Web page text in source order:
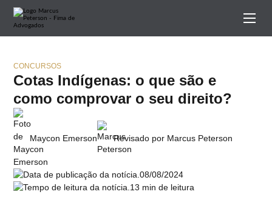
CONCURSOS
Cotas Indígenas: o que são e
como comprovar o seu direito?
Maycon Emerson Revisado por Marcus Peterson
08/08/2024
13 min de leitura